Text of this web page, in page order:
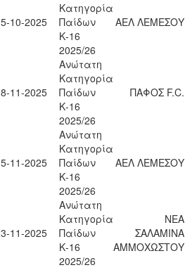
10-2025
Κατηγορία
Παίδων
Κ-16
2025/26
ΑΕΛ ΛΕΜΕΣΟΥ
11-2025
Ανώτατη
Κατηγορία
Παίδων
Κ-16
2025/26
ΠΑΦΟΣ F.C.
11-2025
Ανώτατη
Κατηγορία
Παίδων
Κ-16
2025/26
ΑΕΛ ΛΕΜΕΣΟΥ
11-2025
Ανώτατη
Κατηγορία
Παίδων
Κ-16
2025/26
ΝΕΑ
ΣΑΛΑΜΙΝΑ
ΑΜΜΟΧΩΣΤΟΥ